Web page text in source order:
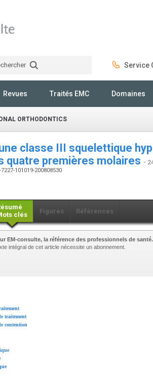
Service
Revues Traités EMC Domaines
ORTHODONTICS
classe III squelettique
quatre premières molaires -
101019-200808530
clés
Figures Références
EM-consulte, la référence des professionnels de santé.
intégral de cet article nécessite un abonnement.
traitement
contention